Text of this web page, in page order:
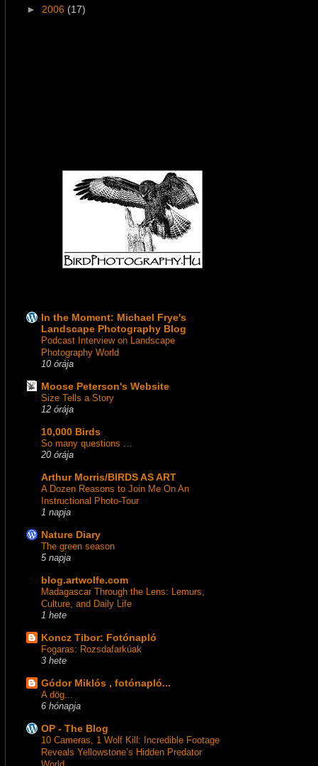
► 2006 (17)
In the Moment: Michael Frye's
Landscape Photography Blog
Podcast Interview on Landscape
Photography World
10 órája
Moose Peterson's Website
Size Tells a Story
12 órája
10,000 Birds
So many questions …
20 órája
Arthur Morris/BIRDS AS ART
A Dozen Reasons to Join Me On An
Instructional Photo-Tour
1 napja
Nature Diary
The green season
5 napja
blog.artwolfe.com
Madagascar Through the Lens: Lemurs,
Culture, and Daily Life
1 hete
Koncz Tibor: Fotónapló
Fogaras: Rozsdafarkúak
3 hete
Gódor Miklós , fotónapló...
A dög...
6 hónapja
OP - The Blog
10 Cameras, 1 Wolf Kill: Incredible Footage
Reveals Yellowstone’s Hidden Predator
World